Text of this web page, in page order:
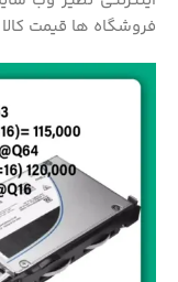
فروشگاه ها قیمت